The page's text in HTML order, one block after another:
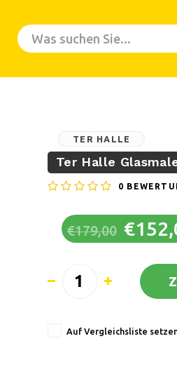
TER HALLE
Ter Halle
0
€179,00
Auf Vergleichsliste